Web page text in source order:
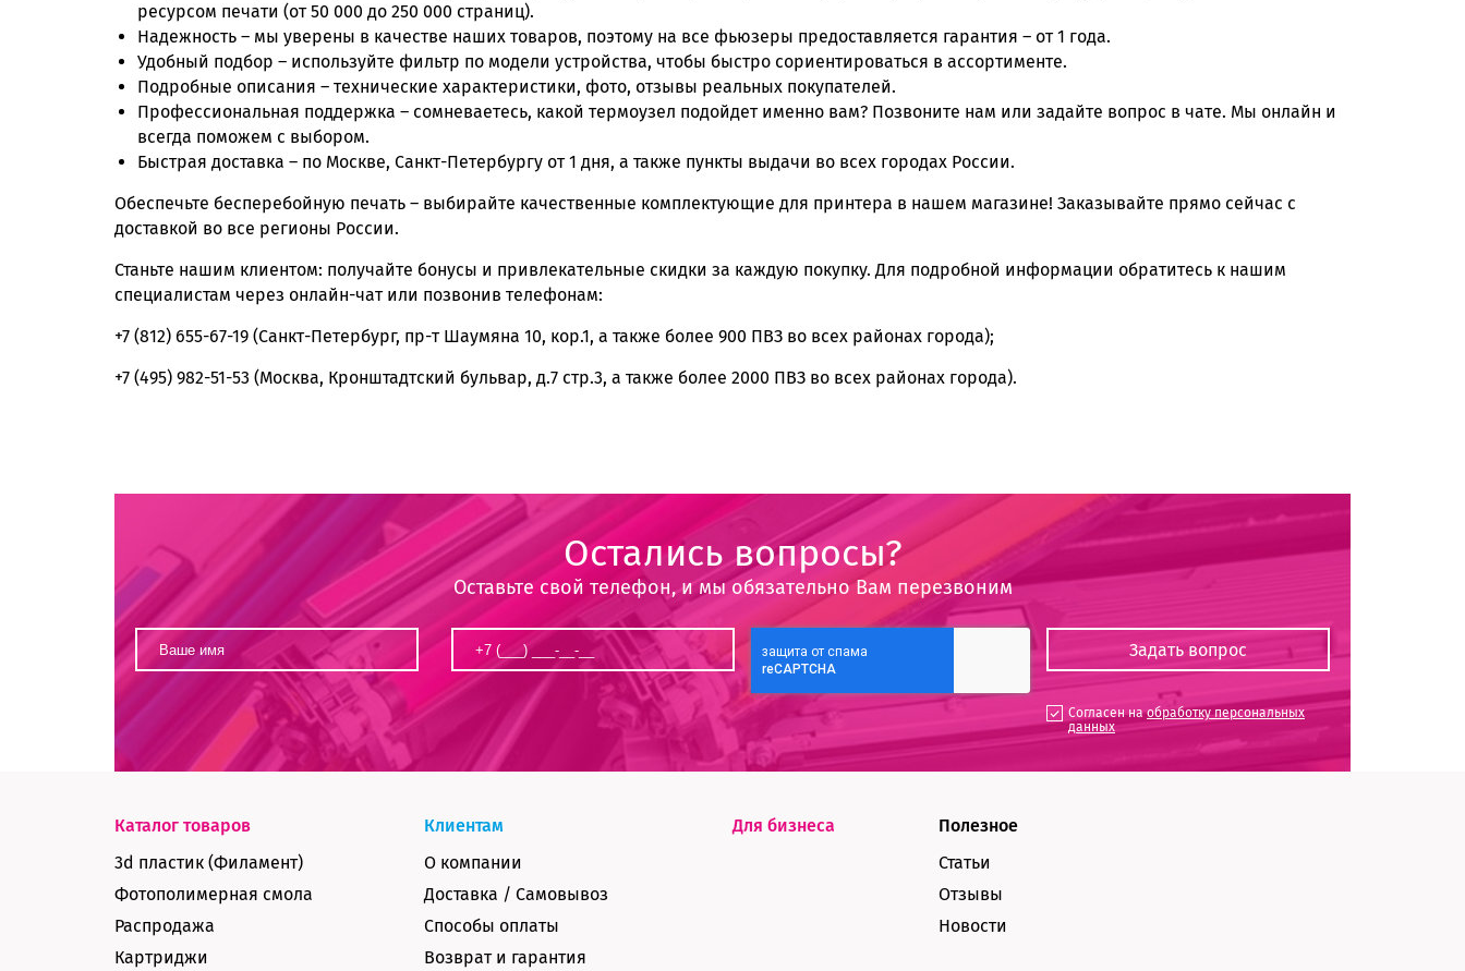
ресурсом печати (от 50 000 до 250 000 страниц).
Надежность – мы уверены в качестве наших товаров, поэтому на все фьюзеры предоставляется гарантия – от 1 года.
Удобный подбор – используйте фильтр по модели устройства, чтобы быстро сориентироваться в ассортименте.
Подробные описания – технические характеристики, фото, отзывы реальных покупателей.
Профессиональная поддержка – сомневаетесь, какой термоузел подойдет именно вам? Позвоните нам или задайте вопрос в чате. Мы онлайн и
всегда поможем с выбором.
Быстрая доставка – по Москве, Санкт-Петербургу от 1 дня, а также пункты выдачи во всех городах России.
Обеспечьте бесперебойную печать – выбирайте качественные комплектующие для принтера в нашем магазине! Заказывайте прямо сейчас с
доставкой во все регионы России.
Станьте нашим клиентом: получайте бонусы и привлекательные скидки за каждую покупку. Для подробной информации обратитесь к нашим
специалистам через онлайн-чат или позвонив телефонам:
+7 (812) 655-67-19 (Санкт-Петербург, пр-т Шаумяна 10, кор.1, а также более 900 ПВЗ во всех районах города);
+7 (495) 982-51-53 (Москва, Кронштадтский бульвар, д.7 стр.3, а также более 2000 ПВЗ во всех районах города).
Остались вопросы?
Оставьте свой телефон, и мы обязательно Вам перезвоним
Согласен наобработку персональных
данных
Каталог товаров
3d пластик (Филамент)
Фотополимерная смола
Распродажа
Картриджи
Клиентам
О компании
Доставка / Самовывоз
Способы оплаты
Возврат и гарантия
Для бизнеса
Полезное
Статьи
Отзывы
Новости